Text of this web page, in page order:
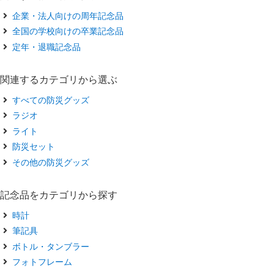
企業・法人向けの周年記念品
全国の学校向けの卒業記念品
定年・退職記念品
関連するカテゴリから選ぶ
すべての防災グッズ
ラジオ
ライト
防災セット
その他の防災グッズ
記念品をカテゴリから探す
時計
筆記具
ボトル・タンブラー
フォトフレーム